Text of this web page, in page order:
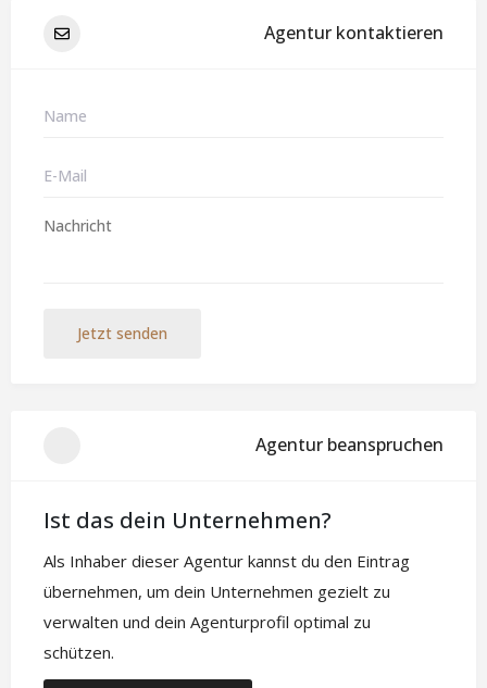
Agentur kontaktieren
Jetzt senden
Agentur beanspruchen
Ist das dein Unternehmen?
Als Inhaber dieser Agentur kannst du den Eintrag
übernehmen, um dein Unternehmen gezielt zu
verwalten und dein Agenturprofil optimal zu
schützen.